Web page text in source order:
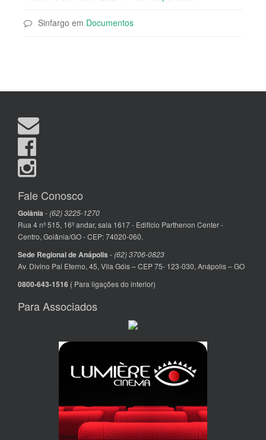
Sinfargo em Documentos
Fale Conosco
Goiânia -(62) 3225-1270
Rua 4 nº 515, 16º andar, sala 1617 - Edifício Parthenon Center -
Centro, Goiânia/GO - CEP: 74020-060.
Sede Regional de Anápolis -(62) 3706-0823
Av. Divino Pai Eterno, 45, Vila Góis – CEP 75- 123-030, Anápolis – GO
0800-643-1516 ( Para ligações do interior)
Para Associados